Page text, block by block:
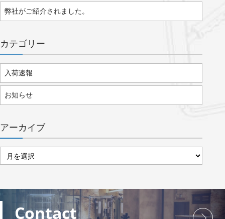
弊社がご紹介されました。
カテゴリー
入荷速報
お知らせ
アーカイブ
ー
イ
ブ
Contact